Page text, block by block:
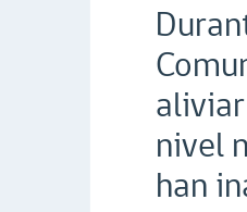
nivel
han